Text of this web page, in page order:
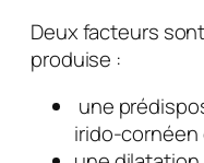
Deux facteurs
produise :
une
irido-